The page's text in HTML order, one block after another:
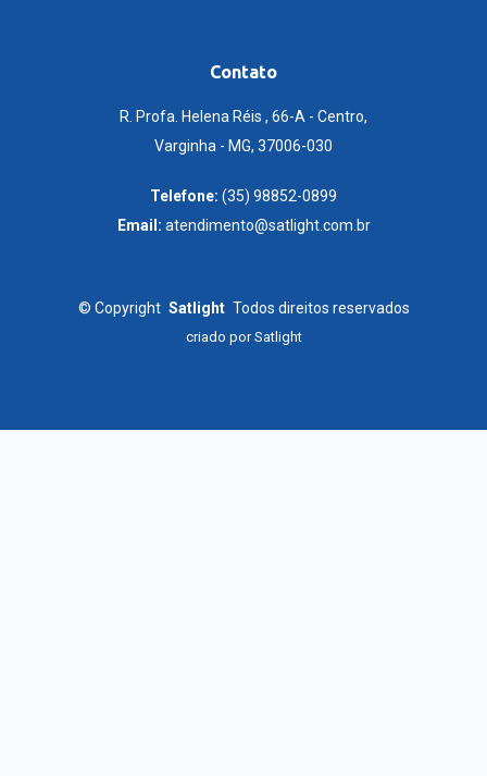
Contato
R. Profa. Helena Réis , 66-A - Centro,
Varginha - MG, 37006-030
Telefone: (35) 98852-0899
Email: atendimento@satlight.com.br
© Copyright Satlight Todos direitos reservados
criado porSatlight